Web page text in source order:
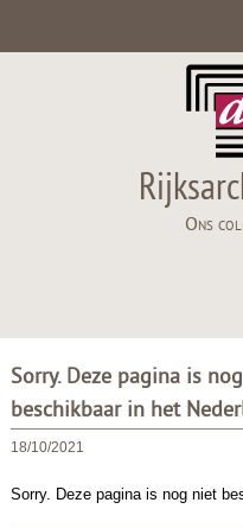
Ons
Sorry. Deze pagina is
beschikbaar in het
18/10/2021
Sorry. Deze pagina is nog niet